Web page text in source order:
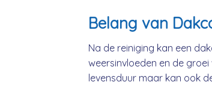
Belang van
Na de reiniging kan een
weersinvloeden en de
levensduur maar kan ook